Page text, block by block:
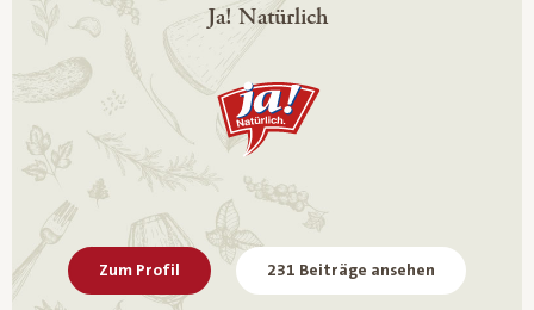
Ja! Natürlich
Zum Profil 231 Beiträge ansehen